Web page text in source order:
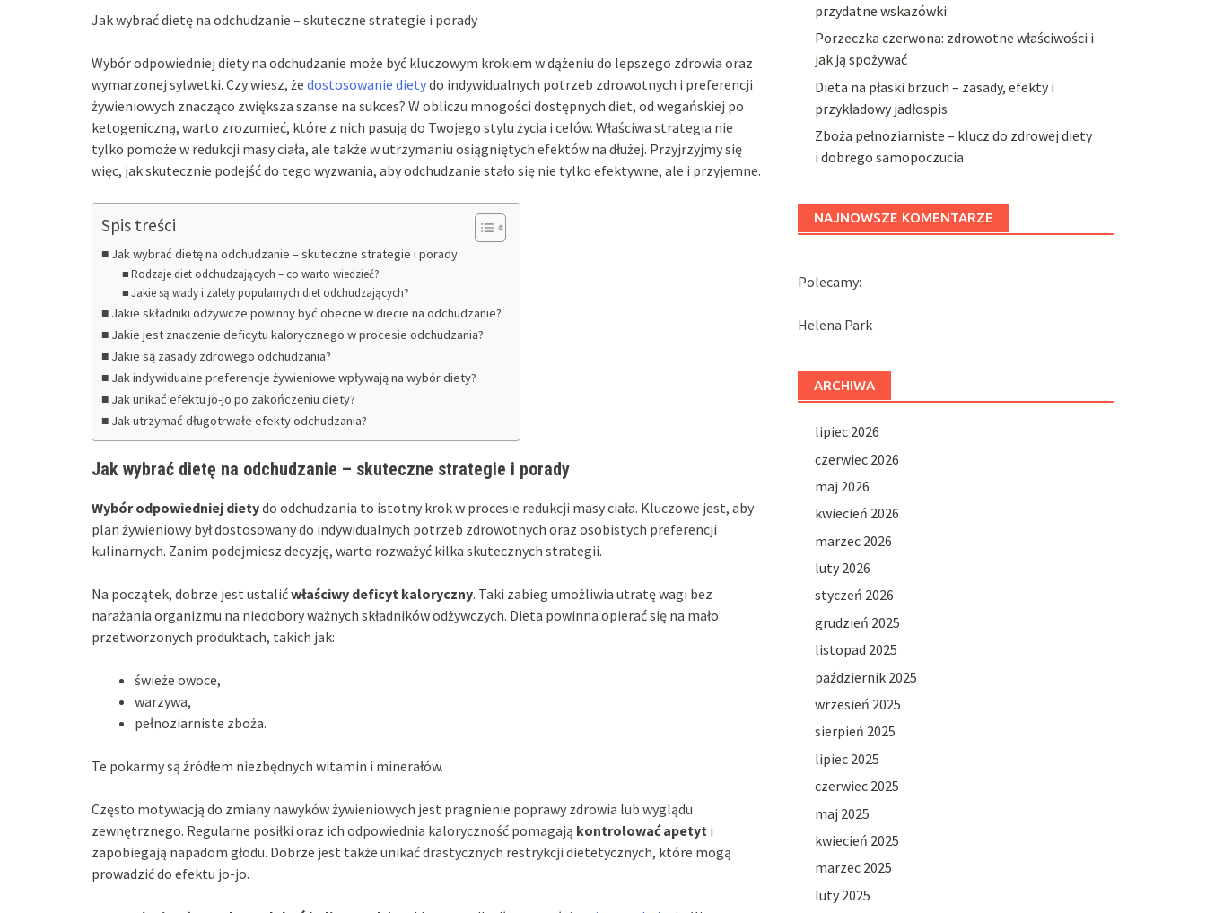
Jak wybrać dietę na odchudzanie – skuteczne strategie i porady
Wybór odpowiedniej diety na odchudzanie może być kluczowym krokiem w dążeniu do lepszego zdrowia oraz
wymarzonej sylwetki. Czy wiesz, że dostosowanie dietydo indywidualnych potrzeb zdrowotnych i preferencji
żywieniowych znacząco zwiększa szanse na sukces? W obliczu mnogości dostępnych diet, od wegańskiej po
ketogeniczną, warto zrozumieć, które z nich pasują do Twojego stylu życia i celów. Właściwa strategia nie
tylko pomoże w redukcji masy ciała, ale także w utrzymaniu osiągniętych efektów na dłużej. Przyjrzyjmy się
więc, jak skutecznie podejść do tego wyzwania, aby odchudzanie stało się nie tylko efektywne, ale i przyjemne.
Spis treści
Jak wybrać dietę na odchudzanie – skuteczne strategie i porady
Rodzaje diet odchudzających – co warto wiedzieć?
Jakie są wady i zalety popularnych diet odchudzających?
Jakie składniki odżywcze powinny być obecne w diecie na odchudzanie?
Jakie jest znaczenie deficytu kalorycznego w procesie odchudzania?
Jakie są zasady zdrowego odchudzania?
Jak indywidualne preferencje żywieniowe wpływają na wybór diety?
Jak unikać efektu jo-jo po zakończeniu diety?
Jak utrzymać długotrwałe efekty odchudzania?
Jak wybrać dietę na odchudzanie – skuteczne strategie i porady
Wybór odpowiedniej dietydo odchudzania to istotny krok w procesie redukcji masy ciała. Kluczowe jest, aby
plan żywieniowy był dostosowany do indywidualnych potrzeb zdrowotnych oraz osobistych preferencji
kulinarnych. Zanim podejmiesz decyzję, warto rozważyć kilka skutecznych strategii.
Na początek, dobrze jest ustalićwłaściwy deficyt kaloryczny. Taki zabieg umożliwia utratę wagi bez
narażania organizmu na niedobory ważnych składników odżywczych. Dieta powinna opierać się na mało
przetworzonych produktach, takich jak:
świeże owoce,
warzywa,
pełnoziarniste zboża.
Te pokarmy są źródłem niezbędnych witamin i minerałów.
Często motywacją do zmiany nawyków żywieniowych jest pragnienie poprawy zdrowia lub wyglądu
zewnętrznego. Regularne posiłki oraz ich odpowiednia kaloryczność pomagają kontrolować apetyt i
zapobiegają napadom głodu. Dobrze jest także unikać drastycznych restrykcji dietetycznych, które mogą
prowadzić do efektu jo-jo.
przydatne wskazówki
Porzeczka czerwona: zdrowotne właściwości i
jak ją spożywać
Dieta na płaski brzuch – zasady, efekty i
przykładowy jadłospis
Zboża pełnoziarniste – klucz do zdrowej diety
i dobrego samopoczucia
NAJNOWSZE KOMENTARZE
Polecamy:
Helena Park
ARCHIWA
lipiec 2026
czerwiec 2026
maj 2026
kwiecień 2026
marzec 2026
luty 2026
styczeń 2026
grudzień 2025
listopad 2025
październik 2025
wrzesień 2025
sierpień 2025
lipiec 2025
czerwiec 2025
maj 2025
kwiecień 2025
marzec 2025
luty 2025